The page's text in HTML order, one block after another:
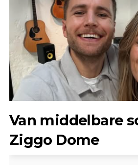
Van middelbare
Ziggo Dome